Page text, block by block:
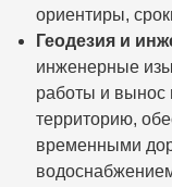
ориентиры,
Геодезия и
инженерные
работы и вынос
территорию,
временными